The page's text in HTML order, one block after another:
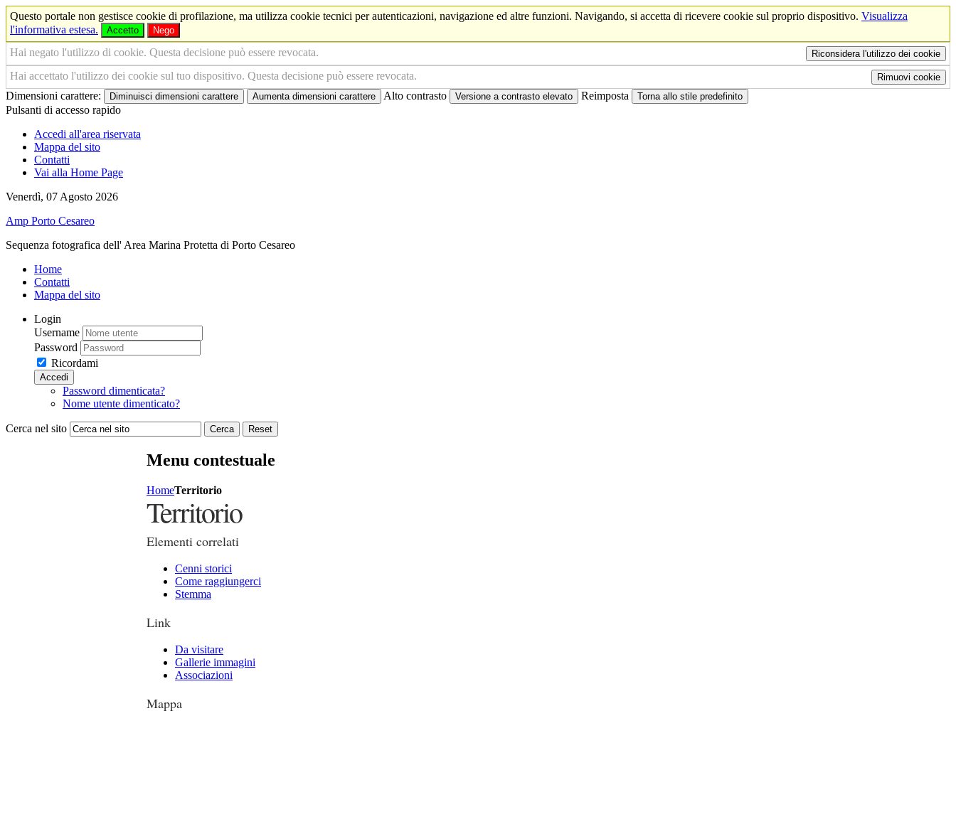
Questo portale non gestisce cookie di profilazione, ma utilizza cookie tecnici per autenticazioni, navigazione ed altre funzioni. Navigando, si accetta di ricevere cookie sul proprio dispositivo. Visualizza
l'informativa estesa.
Accetto Nego
Hai negato l'utilizzo di cookie. Questa decisione può essere revocata. Riconsidera l'utilizzo dei cookie
Hai accettato l'utilizzo dei cookie sul tuo dispositivo. Questa decisione può essere revocata. Rimuovi cookie
Dimensioni carattere: Diminuisci dimensioni carattere Aumenta dimensioni carattere Alto contrasto Versione a contrasto elevato Reimposta Torna allo stile predefinito
Pulsanti di accesso rapido
Accedi all'area riservata
Mappa del sito
Contatti
Vai alla Home Page
Venerdì, 07 Agosto 2026
Amp Porto Cesareo
Sequenza fotografica dell' Area Marina Protetta di Porto Cesareo
Home
Contatti
Mappa del sito
Login
Username
Password
Ricordami
Accedi
Password dimenticata?
Nome utente dimenticato?
Cerca nel sito Cerca Reset
Menu contestuale
HomeTerritorio
Territorio
Elementi correlati
Cenni storici
Come raggiungerci
Stemma
Link
Da visitare
Gallerie immagini
Associazioni
Mappa